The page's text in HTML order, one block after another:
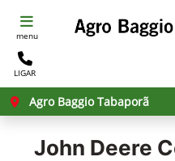
menu
LIGAR
Agro Baggio Tabaporã
John Deere